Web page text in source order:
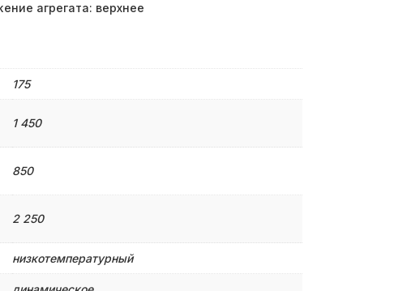
агрегата: верхнее
175
1 450
850
2 250
низкотемпературный